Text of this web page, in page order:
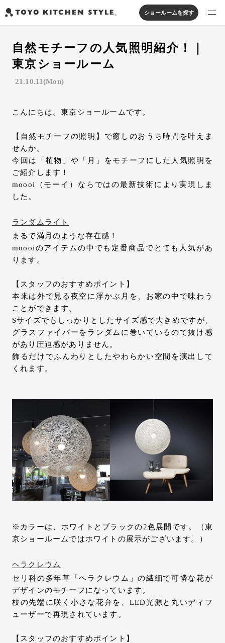
オープンキッチン
アイランドキッチン
製品を探す
システムキッチン
実例から探す
ジャーナルを読む
オンラインストア
お知らせ
よくあるご質問
お問い合わせ
サポート
LANGUAGE :
オンライン見積もり ショールームを探す
ショールームを探す
自然モチーフの人気照明紹介！｜
東京ショールーム
21.10.11(Mon)
こんにちは。東京ショールームです。
【自然モチーフの照明】で癒しのおうち時間を叶えま
せんか。
今回は「植物」や「月」をモチーフにした人気照明を
ご紹介します！
moooi（モーイ）ならではの最新技術により実現しま
した。
ランダムライト
まるで満月のような存在感！
moooiのアイテムの中でも定番商品でとても人気があ
ります。
【スタッフのおすすめポイント】
本来は外で見る夜空に浮かぶ月を、お家の中で味わう
ことができます。
Sサイズでもしっかりとしたサイズ感で大きめですが、
グラスファイバーをランダムに巻いているので抜け感
があり圧迫感がありません。
飾るだけでふんわりとしたやわらかい空間を演出して
くれます。
※カラーは、ホワイトとブラックの2色展開です。（東
京ショールームではホワイトの展示がございます。）
ヘラクレウム
セリ科の多年草「ヘラクレウム」の繊細で可憐な花が
デザインのモチーフになっています。
枝の先端に咲く小さな花弁を、LED光源と丸いディフ
ューザーで再現されています。
【スタッフのおすすめポイント】